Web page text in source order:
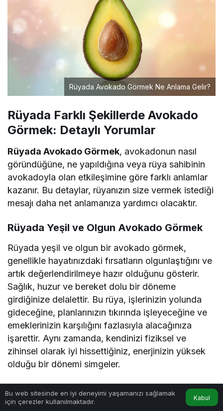
Rüyada Avokado Görmek Ne Anlama Gelir?
Rüyada Farklı Şekillerde Avokado
Görmek: Detaylı Yorumlar
Rüyada Avokado Görmek, avokadonun nasıl
göründüğüne, ne yapıldığına veya rüya sahibinin
avokadoyla olan etkileşimine göre farklı anlamlar
kazanır. Bu detaylar, rüyanızın size vermek istediği
mesajı daha net anlamanıza yardımcı olacaktır.
Rüyada Yeşil ve Olgun Avokado Görmek
Rüyada yeşil ve olgun bir avokado görmek,
genellikle hayatınızdaki fırsatların olgunlaştığını ve
artık değerlendirilmeye hazır olduğunu gösterir.
Sağlık, huzur ve bereket dolu bir döneme
girdiğinize delalettir. Bu rüya, işlerinizin yolunda
gideceğine, planlarınızın tıkırında işleyeceğine ve
emeklerinizin karşılığını fazlasıyla alacağınıza
işarettir. Aynı zamanda, kendinizi fiziksel ve
zihinsel olarak iyi hissettiğiniz, enerjinizin yüksek
olduğu bir dönemi simgeler.
Rüyada Çürük veya Bozuk Avokado
Görmek
Bu web sitesinde en iyi deneyimi yaşamanızı sağlamak
için çerezler kullanılmaktadır.
Kabul
Anasayfa Hesabım